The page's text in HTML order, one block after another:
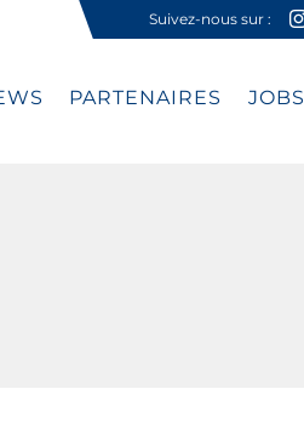
Suivez-nous sur :
PARTENAIRES JOBS